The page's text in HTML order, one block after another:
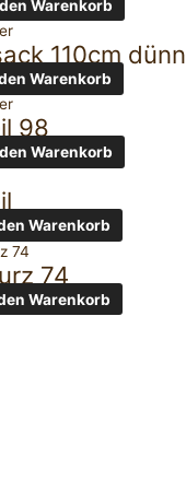
den Warenkorb
110cm dünn
Warenkorb
98
Warenkorb
Warenkorb
74
Warenkorb